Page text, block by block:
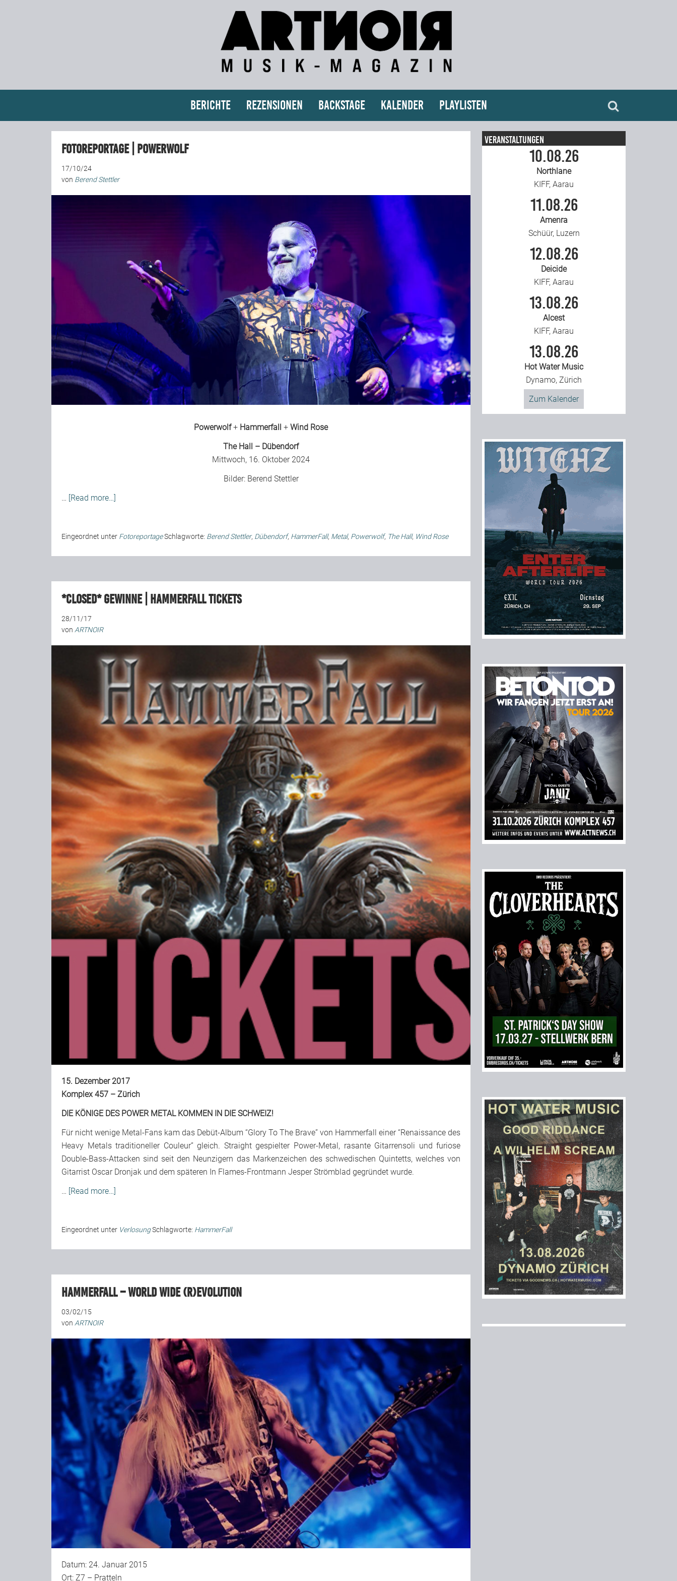
Berichte Rezensionen Backstage Kalender Playlisten
Fotoreportage | Powerwolf
17/10/24
von Berend Stettler
Powerwolf+ Hammerfall +Wind Rose
The Hall – Dübendorf
Mittwoch, 16. Oktober 2024
Bilder: Berend Stettler
… [Read more…]
Eingeordnet unter FotoreportageSchlagworte: Berend Stettler, Dübendorf, HammerFall, Metal, Powerwolf, The Hall, Wind Rose
*closed* Gewinne | HAMMERFALL Tickets
28/11/17
von ARTNOIR
15. Dezember 2017
Komplex 457 – Zürich
DIE KÖNIGE DES POWER METAL KOMMEN IN DIE SCHWEIZ!
Für nicht wenige Metal-Fans kam das Debüt-Album “Glory To The Brave” von Hammerfall einer “Renaissance des
Heavy Metals traditioneller Couleur” gleich. Straight gespielter Power-Metal, rasante Gitarrensoli und furiose
Double-Bass-Attacken sind seit den Neunzigern das Markenzeichen des schwedischen Quintetts, welches von
Gitarrist Oscar Dronjak und dem späteren In Flames-Frontmann Jesper Strömblad gegründet wurde.
… [Read more…]
Eingeordnet unter VerlosungSchlagworte: HammerFall
HammerFall – World Wide (r)Evolution
03/02/15
von ARTNOIR
Datum: 24. Januar 2015
Ort: Z7 – Pratteln
Veranstaltungen
10.08.26
Northlane
KIFF, Aarau
11.08.26
Amenra
Schüür, Luzern
12.08.26
Deicide
KIFF, Aarau
13.08.26
Alcest
KIFF, Aarau
13.08.26
Hot Water Music
Dynamo, Zürich
Zum Kalender